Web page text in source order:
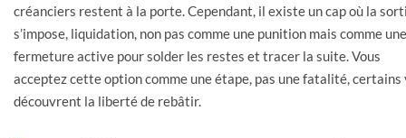
créanciers restent à la porte. Cependant, il existe un cap où la
s’impose, liquidation, non pas comme une punition mais comme une
fermeture active pour solder les restes et tracer la suite. Vous
acceptez cette option comme une étape, pas une fatalité, certains
découvrent la liberté de rebâtir.